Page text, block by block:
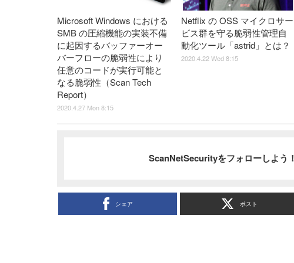
Microsoft Windows における
SMB の圧縮機能の実装不備
に起因するバッファーオー
バーフローの脆弱性により
任意のコードが実行可能と
なる脆弱性（Scan Tech
Report）
2020.4.27 Mon 8:15
Netflix の OSS マイクロサー
ビス群を守る脆弱性管理自
動化ツール「astrid」とは？
2020.4.22 Wed 8:15
ScanNetSecurityをフォローしよう！
シェア ポスト